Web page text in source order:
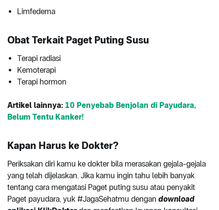
Limfedema
Obat Terkait Paget Puting Susu
Terapi radiasi
Kemoterapi
Terapi hormon
Artikel lainnya: 10 Penyebab Benjolan di Payudara,
Belum Tentu Kanker!
Kapan Harus ke Dokter?
Periksakan diri kamu ke dokter bila merasakan gejala-gejala
yang telah dijelaskan. Jika kamu ingin tahu lebih banyak
tentang cara mengatasi Paget puting susu atau penyakit
Paget payudara, yuk #JagaSehatmu dengan download